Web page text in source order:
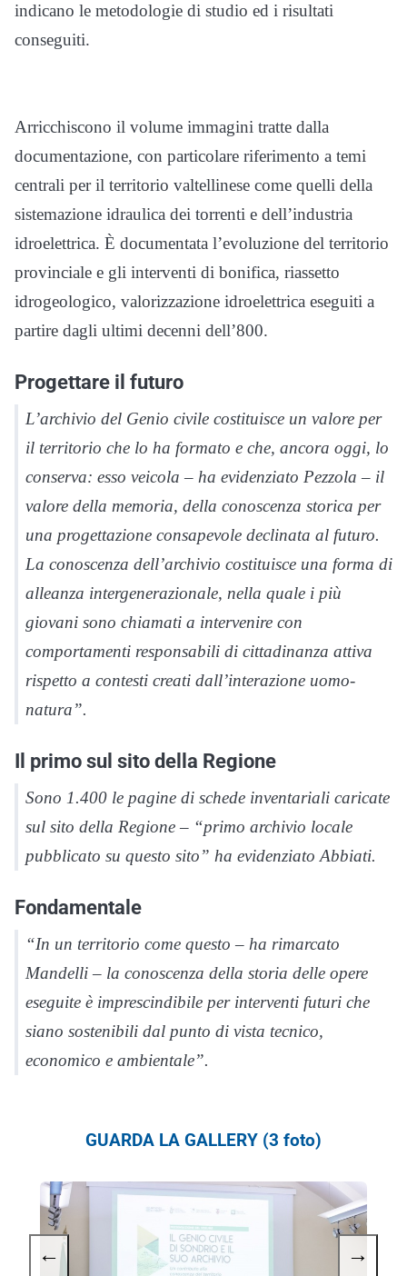
indicano le metodologie di studio ed i risultati
conseguiti.
Arricchiscono il volume immagini tratte dalla
documentazione, con particolare riferimento a temi
centrali per il territorio valtellinese come quelli della
sistemazione idraulica dei torrenti e dell’industria
idroelettrica. È documentata l’evoluzione del territorio
provinciale e gli interventi di bonifica, riassetto
idrogeologico, valorizzazione idroelettrica eseguiti a
partire dagli ultimi decenni dell’800.
Progettare il futuro
L’archivio del Genio civile costituisce un valore per
il territorio che lo ha formato e che, ancora oggi, lo
conserva: esso veicola – ha evidenziato Pezzola – il
valore della memoria, della conoscenza storica per
una progettazione consapevole declinata al futuro.
La conoscenza dell’archivio costituisce una forma di
alleanza intergenerazionale, nella quale i più
giovani sono chiamati a intervenire con
comportamenti responsabili di cittadinanza attiva
rispetto a contesti creati dall’interazione uomo-
natura”.
Il primo sul sito della Regione
Sono 1.400 le pagine di schede inventariali caricate
sul sito della Regione – “primo archivio locale
pubblicato su questo sito” ha evidenziato Abbiati.
Fondamentale
“In un territorio come questo – ha rimarcato
Mandelli – la conoscenza della storia delle opere
eseguite è imprescindibile per interventi futuri che
siano sostenibili dal punto di vista tecnico,
economico e ambientale”.
GUARDA LA GALLERY (3 foto)
← →